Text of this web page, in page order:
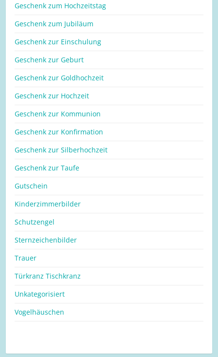
Geschenk zum Hochzeitstag
Geschenk zum Jubiläum
Geschenk zur Einschulung
Geschenk zur Geburt
Geschenk zur Goldhochzeit
Geschenk zur Hochzeit
Geschenk zur Kommunion
Geschenk zur Konfirmation
Geschenk zur Silberhochzeit
Geschenk zur Taufe
Gutschein
Kinderzimmerbilder
Schutzengel
Sternzeichenbilder
Trauer
Türkranz Tischkranz
Unkategorisiert
Vogelhäuschen